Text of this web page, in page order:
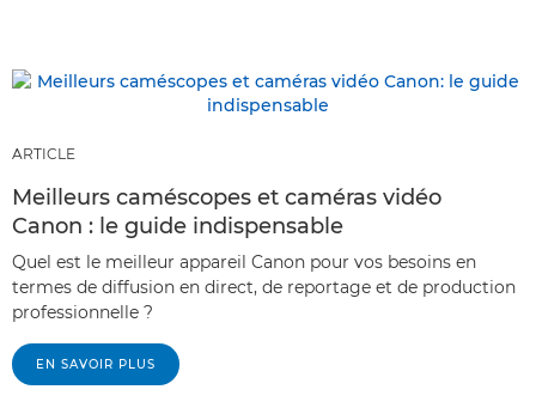
ARTICLE
Meilleurs caméscopes et caméras vidéo
Canon : le guide indispensable
Quel est le meilleur appareil Canon pour vos besoins en
termes de diffusion en direct, de reportage et de production
professionnelle ?
EN SAVOIR PLUS